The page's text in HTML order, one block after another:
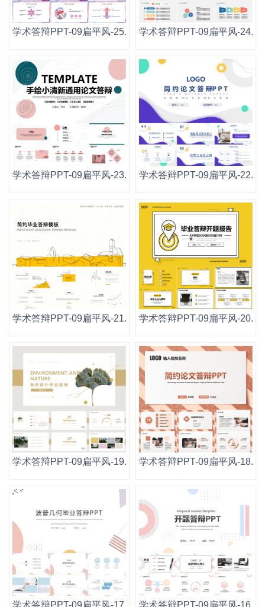
学术答辩PPT-09扁平风-25.pptx学术答辩PPT-09扁平风-
学术答辩PPT-09扁平风-23.pptx学术答辩PPT-09扁平风-
学术答辩PPT-09扁平风-21.pptx学术答辩PPT-09扁平风-
学术答辩PPT-09扁平风-19.pptx学术答辩PPT-09扁平风-
学术答辩PPT-09扁平风-17.pptx学术答辩PPT-09扁平风-